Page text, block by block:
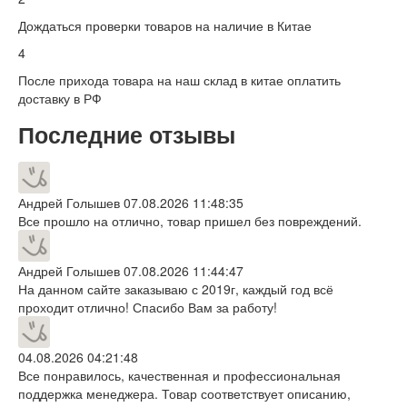
Дождаться проверки товаров на наличие в Китае
4
После прихода товара на наш склад в китае оплатить
доставку в РФ
Последние отзывы
Андрей Голышев 07.08.2026 11:48:35
Все прошло на отлично, товар пришел без повреждений.
Андрей Голышев 07.08.2026 11:44:47
На данном сайте заказываю с 2019г, каждый год всё
проходит отлично! Спасибо Вам за работу!
04.08.2026 04:21:48
Все понравилось, качественная и профессиональная
поддержка менеджера. Товар соответствует описанию,